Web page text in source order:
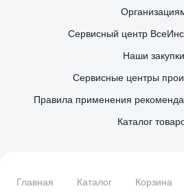
Главная Каталог Корзина
Сервисный центр
Наши закупки
Сервисные центры
Правила применения
Каталог